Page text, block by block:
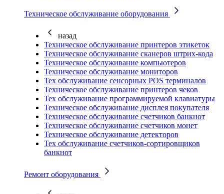
Техническое обслуживание оборудования
назад
Техническое обслуживание принтеров этикеток
Техническое обслуживание сканеров штрих-кода
Техническое обслуживание компьютеров
Техническое обслуживание мониторов
Тех обслуживание сенсорных POS терминалов
Техническое обслуживание принтеров чеков
Тех обслуживание программируемой клавиатуры
Техническое обслуживание дисплея покупателя
Техническое обслуживание счетчиков банкнот
Техническое обслуживание счетчиков монет
Техническое обслуживание детекторов
Тех обслуживание счетчиков-сортировщиков
банкнот
Ремонт оборудования